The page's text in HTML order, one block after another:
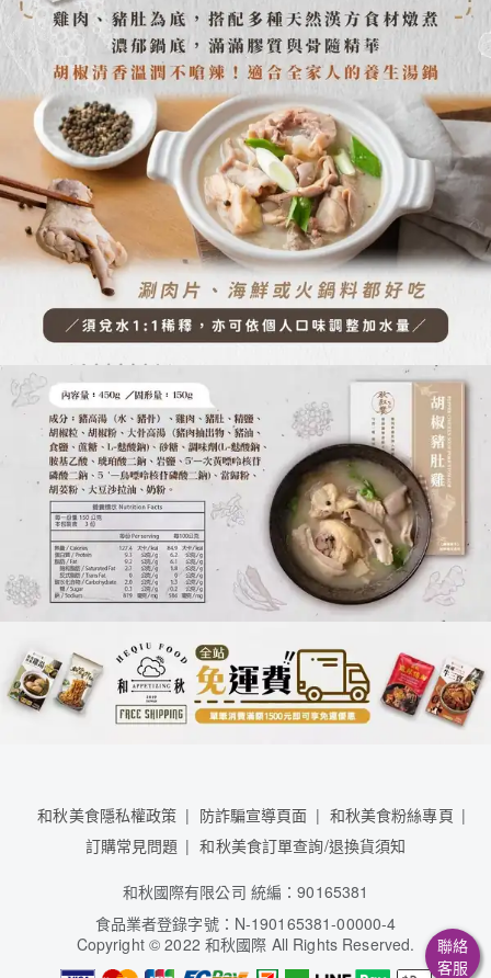
和秋美食隱私權政策 防詐騙宣導頁面
和秋美食粉絲專頁
訂購常見問題
和秋美食訂單查詢/退換貨須知
和秋國際有限公司 統編：90165381
食品業者登錄字號：N-190165381-00000-4
Copyright © 2022 和秋國際 All Rights Reserved.
聯絡
客服